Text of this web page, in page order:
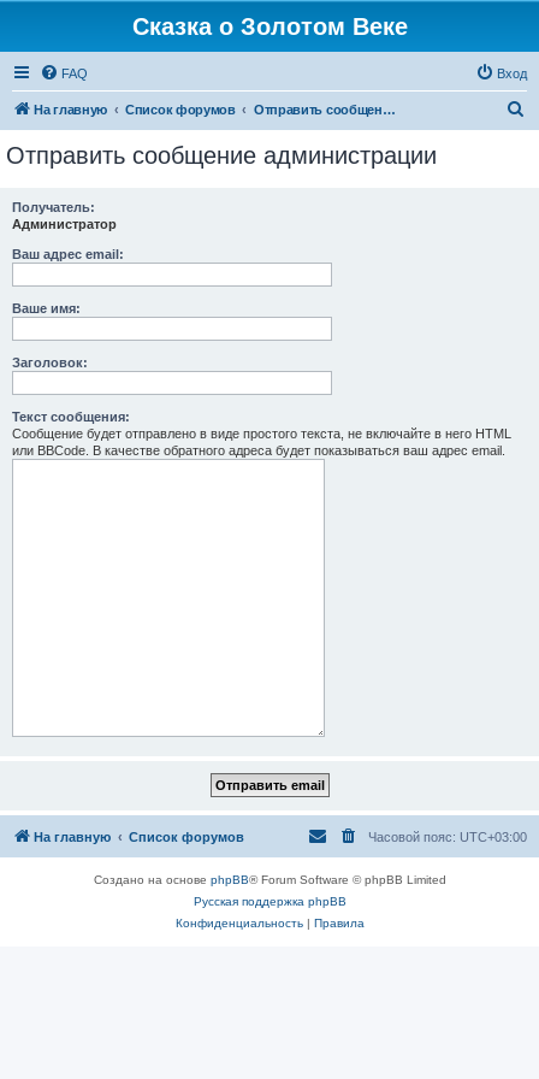
Сказка о Золотом Веке
FAQ Вход
На главную Список форумов Отправить сообщение администрации
Отправить сообщение администрации
Получатель:
Администратор
Ваш адрес email:
Ваше имя:
Заголовок:
Текст сообщения:
Сообщение будет отправлено в виде простого текста, не включайте в него HTML
или BBCode. В качестве обратного адреса будет показываться ваш адрес email.
На главную Список форумов Часовой пояс: UTC+03:00
Создано на основе phpBB® Forum Software © phpBB Limited
Русская поддержка phpBB
Конфиденциальность| Правила